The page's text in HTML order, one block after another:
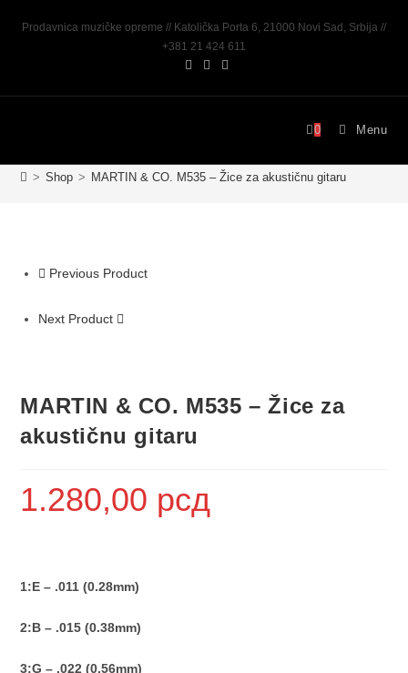
Prodavnica muzičke opreme // Katolička Porta 6, 21000 Novi Sad, Srbija //
+381 21 424 611
0 Menu
> Shop > MARTIN & CO. M535 – Žice za akustičnu gitaru
Previous Product
Next Product
MARTIN & CO. M535 – Žice za
akustičnu gitaru
1.280,00 рсд
1:E – .011 (0.28mm)
2:B – .015 (0.38mm)
3:G – .022 (0.56mm)